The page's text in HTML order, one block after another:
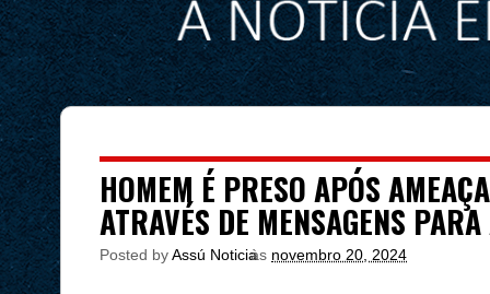
HOMEM É PRESO APÓS
ATRAVÉS DE MENSAGENS
Posted byAssú Noticia
às novembro 20, 2024